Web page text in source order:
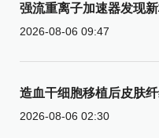
强流重离子加速器发现
2026-08-06 09:47
造血干细胞移植后皮肤
2026-08-06 02:30